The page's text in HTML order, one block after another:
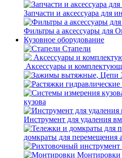
Запчасти и аксессуара для
Фильтры а аксессуары для
Кузовное оборудование
Стапели
Аксессуары и
кузова
Инструмент для удаления
домкраты для перемещения
Монтировки